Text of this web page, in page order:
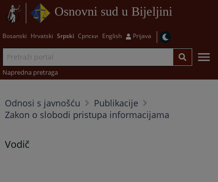
Osnovni sud u Bijeljini
Bosanski Hrvatski Srpski Српски English Prijava
Napredna pretraga
Odnosi s javnošću
Publikacije
Zakon o slobodi pristupa informacijama
Vodič